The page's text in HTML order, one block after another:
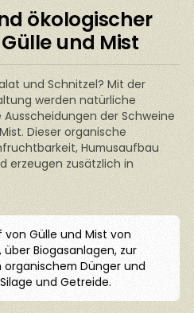
ökologischer
und Mist
und Schnitzel? Mit der
werden natürliche
Ausscheidungen der Schweine
Dieser organische
Humusaufbau
erzeugen zusätzlich in